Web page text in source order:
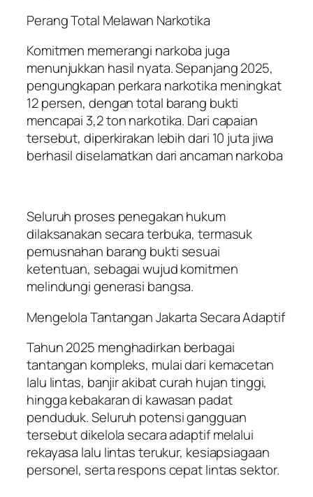
Perang Total Melawan Narkotika
Komitmen memerangi narkoba juga
menunjukkan hasil nyata. Sepanjang 2025,
pengungkapan perkara narkotika meningkat
12 persen, dengan total barang bukti
mencapai 3,2 ton narkotika. Dari capaian
tersebut, diperkirakan lebih dari 10 juta jiwa
berhasil diselamatkan dari ancaman narkoba
Seluruh proses penegakan hukum
dilaksanakan secara terbuka, termasuk
pemusnahan barang bukti sesuai
ketentuan, sebagai wujud komitmen
melindungi generasi bangsa.
Mengelola Tantangan Jakarta Secara Adaptif
Tahun 2025 menghadirkan berbagai
tantangan kompleks, mulai dari kemacetan
lalu lintas, banjir akibat curah hujan tinggi,
hingga kebakaran di kawasan padat
penduduk. Seluruh potensi gangguan
tersebut dikelola secara adaptif melalui
rekayasa lalu lintas terukur, kesiapsiagaan
personel, serta respons cepat lintas sektor.